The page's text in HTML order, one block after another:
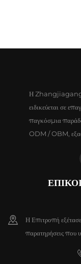
Η Zhangjiagang
ειδικεύεται σε
παγκόσμια
ODM / OBM,
Η Επιτροπή
παρατηρήσεις που